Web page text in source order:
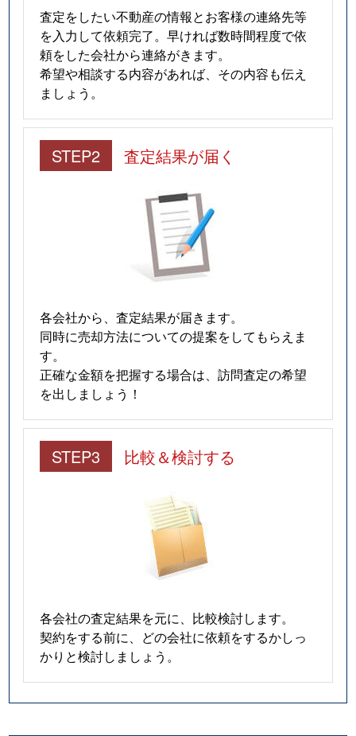
査定をしたい不動産の情報とお客様の連絡先等
を入力して依頼完了。早ければ数時間程度で依
頼をした会社から連絡がきます。
希望や相談する内容があれば、その内容も伝え
ましょう。
STEP2 査定結果が届く
各会社から、査定結果が届きます。
同時に売却方法についての提案をしてもらえま
す。
正確な金額を把握する場合は、訪問査定の希望
を出しましょう！
STEP3 比較＆検討する
各会社の査定結果を元に、比較検討します。
契約をする前に、どの会社に依頼をするかしっ
かりと検討しましょう。